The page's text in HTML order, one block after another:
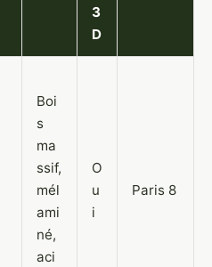
3
D
Boi
s
ma
ssif,
mél
ami
né,
aci
O
u
i
Paris 8